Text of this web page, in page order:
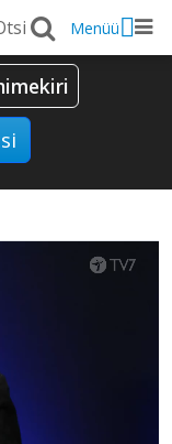
Menüü